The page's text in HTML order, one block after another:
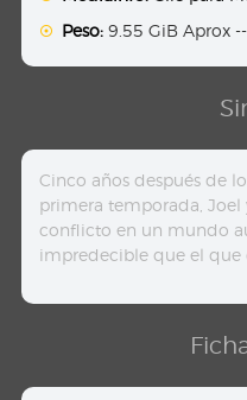
Peso: 9.55 GiB Aprox
Cinco años después de
primera temporada, Joel
conflicto en un mundo
impredecible que el que